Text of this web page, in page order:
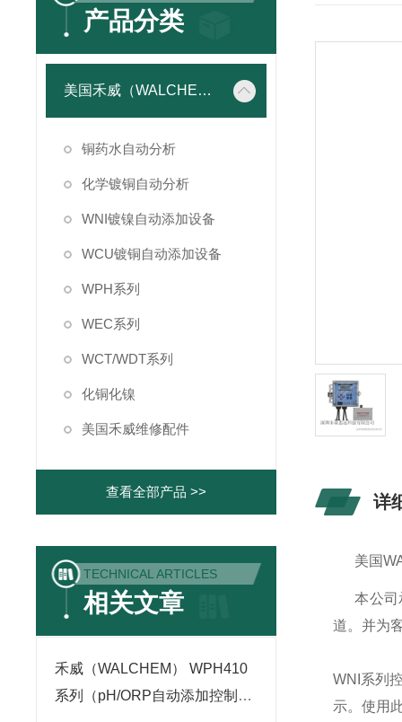
产品分类
美国禾威（WALCHEM）自动添加控制器
铜药水自动分析
化学镀铜自动分析
WNI镀镍自动添加设备
WCU镀铜自动添加设备
WPH系列
WEC系列
WCT/WDT系列
化铜化镍
美国禾威维修配件
查看全部产品 >>
TECHNICAL ARTICLES
相关文章
禾威（WALCHEM） WPH410
系列（pH/ORP自动添加控制
详
美国
本公司
道。并为
WNI 系列
示。使用